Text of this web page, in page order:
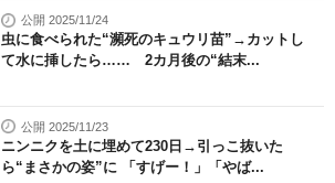
公開 2025/11/24
虫に食べられた“瀕死のキュウリ苗”→カットし
て水に挿したら…… 2カ月後の“結末...
公開 2025/11/23
ニンニクを土に埋めて230日→引っこ抜いた
ら“まさかの姿”に 「すげー！」「やば...